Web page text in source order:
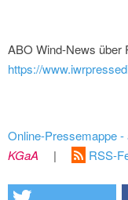
ABO Wind-News über
https://
Online-Pressemappe
KGaA
| RSS-